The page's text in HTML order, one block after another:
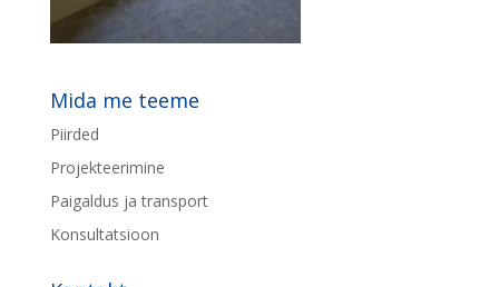
Mida me teeme
Piirded
Projekteerimine
Paigaldus ja transport
Konsultatsioon